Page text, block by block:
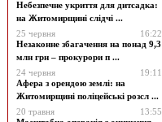
Небезпечне укриття для дитсадка:
на Житомирщині слідчі ...
25 червня
16:22
Незаконне збагачення на понад 9,3
млн грн – прокурори п ...
24 червня
19:11
Афера з орендою землі: на
Житомирщині поліцейські розсл ...
20 травня
13:55